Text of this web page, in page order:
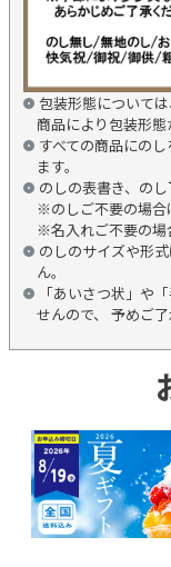
包装形態について
商品により包装形態
すべての商品にの
ます。
のしの表書き、の
※のしご不要の場合
※名入れご不要の場
のしのサイズや形
ん。
「あいさつ状」や
せんので、 予めご了